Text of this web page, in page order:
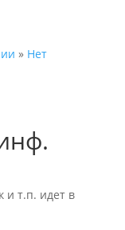
» Нет
и т.п. идет в